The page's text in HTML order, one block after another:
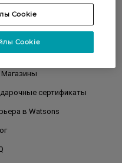
Магазины
сертификаты
в Watsons
Cookie
Cookie